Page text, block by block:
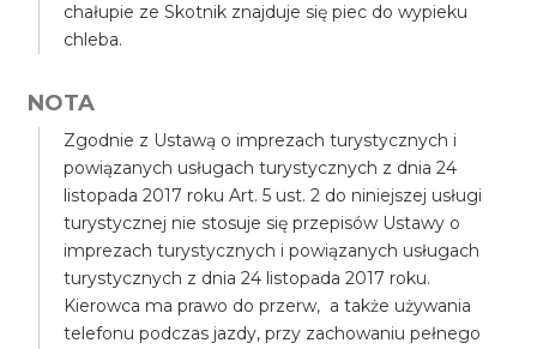
chałupie ze Skotnik znajduje się piec do wypieku
chleba.
NOTA
Zgodnie z Ustawą o imprezach turystycznych i
powiązanych usługach turystycznych z dnia 24
listopada 2017 roku Art. 5 ust. 2 do niniejszej usługi
turystycznej nie stosuje się przepisów Ustawy o
imprezach turystycznych i powiązanych usługach
turystycznych z dnia 24 listopada 2017 roku.
Kierowca ma prawo do przerw, a także używania
telefonu podczas jazdy, przy zachowaniu pełnego